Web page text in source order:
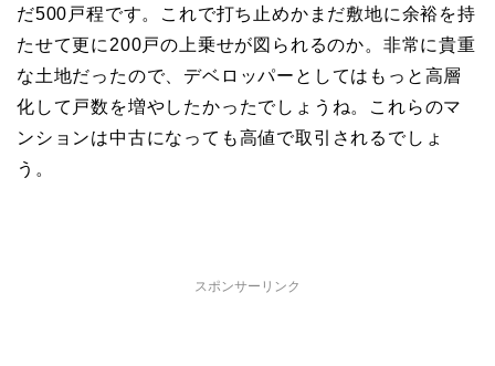
だ500戸程です。これで打ち止めかまだ敷地に余裕を持
たせて更に200戸の上乗せが図られるのか。非常に貴重
な土地だったので、デベロッパーとしてはもっと高層
化して戸数を増やしたかったでしょうね。これらのマ
ンションは中古になっても高値で取引されるでしょ
う。
スポンサーリンク